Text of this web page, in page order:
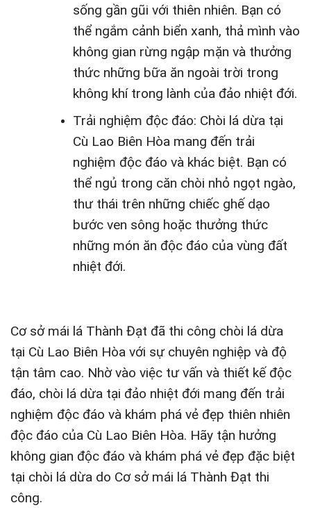
sống gần gũi với thiên nhiên. Bạn có
thể ngắm cảnh biển xanh, thả mình vào
không gian rừng ngập mặn và thưởng
thức những bữa ăn ngoài trời trong
không khí trong lành của đảo nhiệt đới.
Trải nghiệm độc đáo: Chòi lá dừa tại
Cù Lao Biên Hòa mang đến trải
nghiệm độc đáo và khác biệt. Bạn có
thể ngủ trong căn chòi nhỏ ngọt ngào,
thư thái trên những chiếc ghế dạo
bước ven sông hoặc thưởng thức
những món ăn độc đáo của vùng đất
nhiệt đới.
Cơ sở mái lá Thành Đạt đã thi công chòi lá dừa
tại Cù Lao Biên Hòa với sự chuyên nghiệp và độ
tận tâm cao. Nhờ vào việc tư vấn và thiết kế độc
đáo, chòi lá dừa tại đảo nhiệt đới mang đến trải
nghiệm độc đáo và khám phá vẻ đẹp thiên nhiên
độc đáo của Cù Lao Biên Hòa. Hãy tận hưởng
không gian độc đáo và khám phá vẻ đẹp đặc biệt
tại chòi lá dừa do Cơ sở mái lá Thành Đạt thi
công.